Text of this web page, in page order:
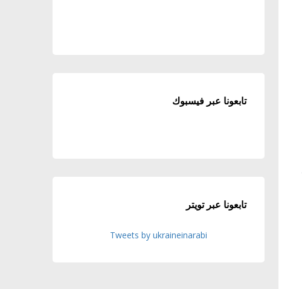
تابعونا عبر فيسبوك
تابعونا عبر تويتر
Tweets by ukraineinarabi